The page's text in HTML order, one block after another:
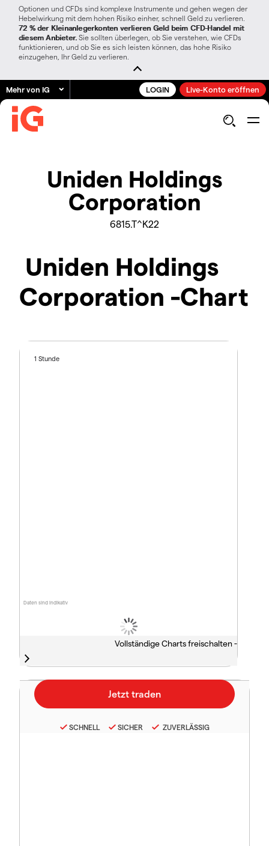
Optionen und CFDs sind komplexe Instrumente und gehen wegen der
Hebelwirkung mit dem hohen Risiko einher, schnell Geld zu verlieren.
72 % der Kleinanlegerkonten verlieren Geld beim CFD-Handel mit
diesem Anbieter. Sie sollten überlegen, ob Sie verstehen, wie CFDs
funktionieren, und ob Sie es sich leisten können, das hohe Risiko
einzugehen, Ihr Geld zu verlieren.
Mehr von IG LOGIN Live-Konto eröffnen
Uniden Holdings
Corporation
6815.T^K22
Uniden Holdings
Corporation -Chart
Daten sind indikativ
1 Stunde
Vollständige Charts freischalten -
SCHNELL SICHER ZUVERLÄSSIG